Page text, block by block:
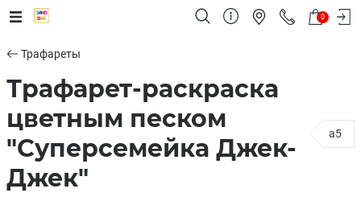
0
Трафареты
Трафарет-раскраска
цветным песком
"Суперсемейка Джек-
Джек"
a5